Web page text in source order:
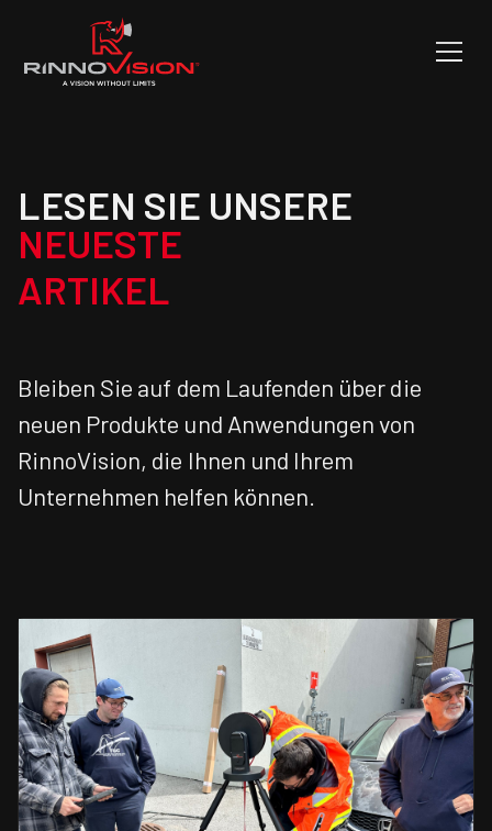
LESEN SIE UNSERE
NEUESTE
ARTIKEL
Bleiben Sie auf dem Laufenden über die
neuen Produkte und Anwendungen von
RinnoVision, die Ihnen und Ihrem
Unternehmen helfen können.